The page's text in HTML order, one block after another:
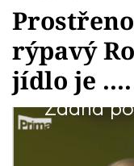
Témata
Bydlení
rýpavý
jídlo je ....
Žádná
Kritizoval,
se úplně